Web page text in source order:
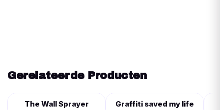
Gerelateerde Producten
The Wall Sprayer Graffiti saved my life